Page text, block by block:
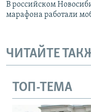
В российском
марафона работали
ЧИТАЙТЕ
ТОП-ТЕМА